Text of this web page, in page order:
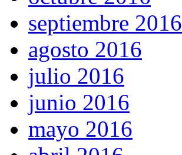
septiembre 2016
agosto 2016
julio 2016
junio 2016
mayo 2016